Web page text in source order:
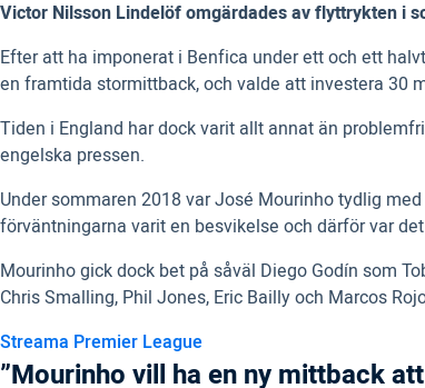
Victor Nilsson Lindelöf omgärdades av flyttrykten i
Efter att ha imponerat i Benfica under ett och ett
en framtida stormittback, och valde att investera 30
Tiden i England har dock varit allt annat än
engelska pressen.
Under sommaren 2018 var José Mourinho tydlig
förväntningarna varit en besvikelse och därför var
Mourinho gick dock bet på såväl Diego Godín som
Chris Smalling, Phil Jones, Eric Bailly och Marcos
Streama Premier League
”Mourinho vill ha en ny mittback